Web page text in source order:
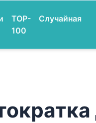
TOP-
100
Случайная